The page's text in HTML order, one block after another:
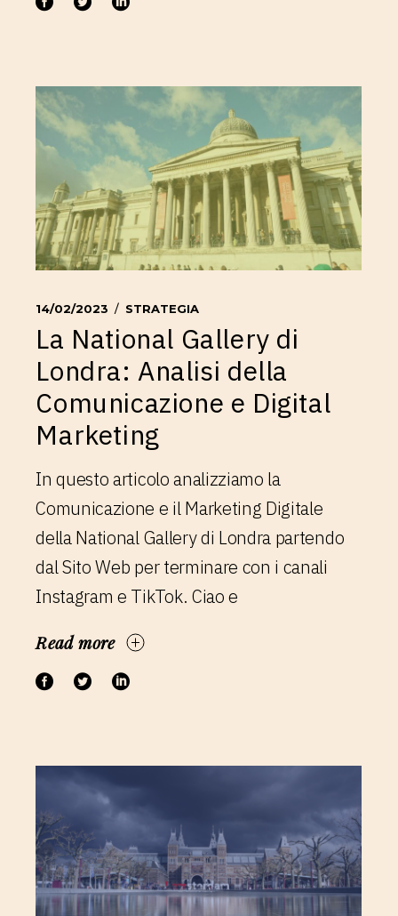
14/02/2023 STRATEGIA
La National Gallery di
Londra: Analisi della
Comunicazione e Digital
Marketing
In questo articolo analizziamo la
Comunicazione e il Marketing Digitale
della National Gallery di Londra partendo
dal Sito Web per terminare con i canali
Instagram e TikTok. Ciao e
Read more